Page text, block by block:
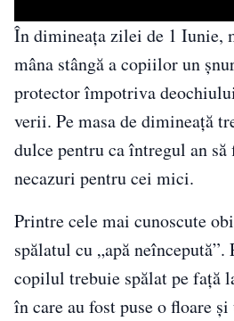
În dimineața zilei de 1 Iunie,
mâna stângă a copiilor un
protector împotriva
verii. Pe masa de dimineață
dulce pentru ca întregul an să
necazuri pentru cei mici.
Printre cele mai cunoscute
spălatul cu „apă
copilul trebuie spălat pe față
în care au fost puse o floare